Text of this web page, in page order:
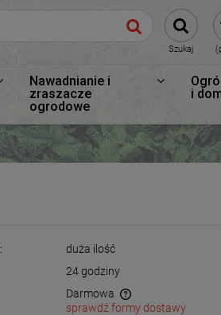
Szukaj
Nawadnianie i
zraszacze
ogrodowe
i
duża ilość
24 godziny
Darmowa
sprawdź formy dostawy